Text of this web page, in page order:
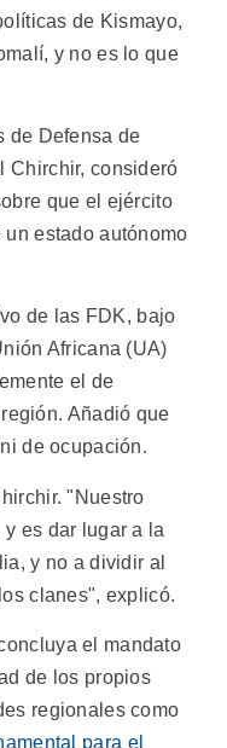
de Kismayo,
y no es lo que
de Defensa de
Chirchir, consideró
que el ejército
estado autónomo
de las FDK, bajo
Africana (UA)
el de
Añadió que
de ocupación.
"Nuestro
es dar lugar a la
y no a dividir al
clanes", explicó.
el mandato
de los propios
regionales como
para el